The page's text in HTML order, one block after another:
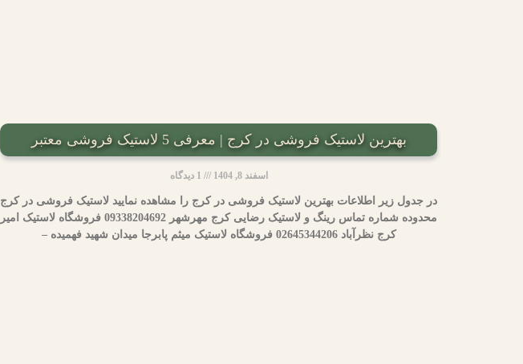
بهترین لاستیک فروشی در کرج | معرفی 5 لاستیک فروشی معتبر
اسفند 8, 1404
در جدول زیر اطلاعات بهترین لاستیک فروشی در کرج را مشاهده نمایید لاستیک فروشی در کرج
محدوده شماره تماس رینگ و لاستیک رضایی کرج مهرشهر 09338204692 فروشگاه لاستیک امیر
کرج نظرآباد 02645344206 فروشگاه لاستیک میثم پابرجا میدان شهید فهمیده –